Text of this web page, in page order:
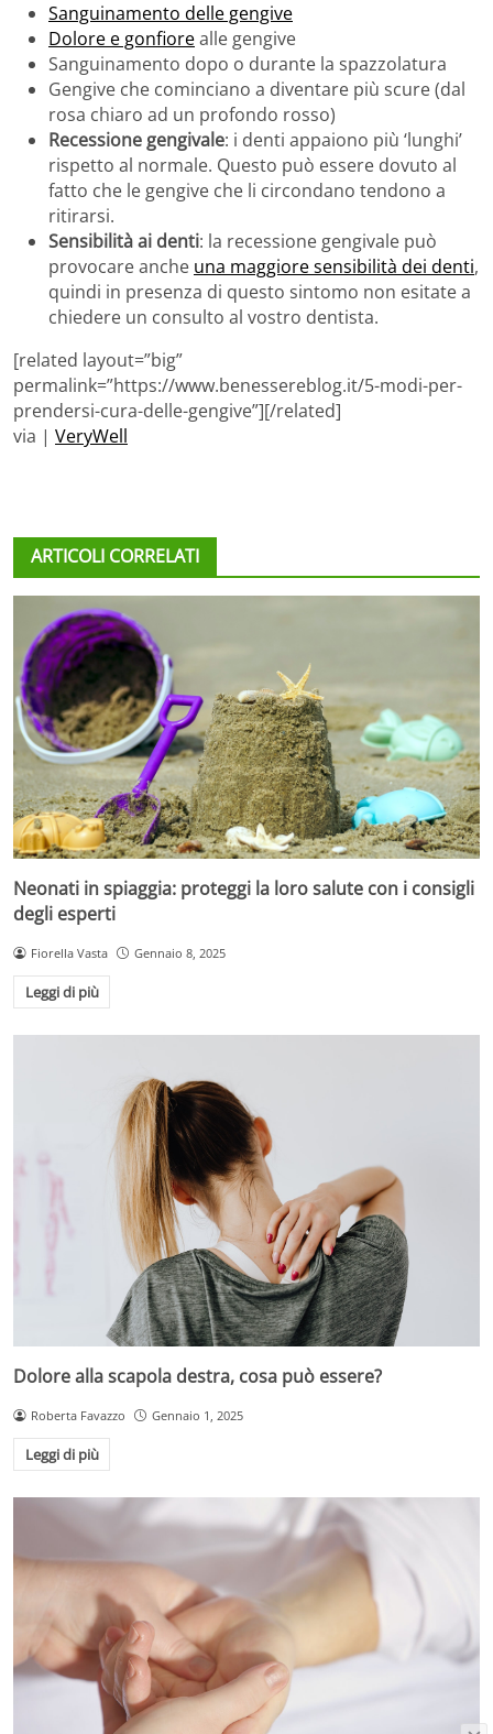
Sanguinamento delle gengive
Dolore e gonfiorealle gengive
Sanguinamento dopo o durante la spazzolatura
Gengive che cominciano a diventare più scure (dal
rosa chiaro ad un profondo rosso)
Recessione gengivale: i denti appaiono più ‘lunghi’
rispetto al normale. Questo può essere dovuto al
fatto che le gengive che li circondano tendono a
ritirarsi.
Sensibilità ai denti: la recessione gengivale può
provocare anche una maggiore sensibilità dei denti,
quindi in presenza di questo sintomo non esitate a
chiedere un consulto al vostro dentista.
[related layout=”big”
permalink=”https://www.benessereblog.it/5-modi-per-
prendersi-cura-delle-gengive”][/related]
via | VeryWell
ARTICOLI CORRELATI
Neonati in spiaggia: proteggi la loro salute con i consigli
degli esperti
Fiorella Vasta Gennaio 8, 2025
Leggi di più
Dolore alla scapola destra, cosa può essere?
Roberta Favazzo Gennaio 1, 2025
Leggi di più